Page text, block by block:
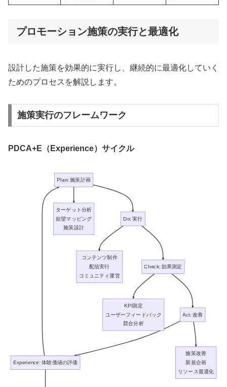
プロモーション施策の実行と最適化
設計した施策を効果的に実行し、継続的に最適化していく
ためのプロセスを解説します。
施策実行のフレームワーク
PDCA+E（Experience）サイクル
Plan: 施策計画
Do: 実行
Check: 効果測定
Act: 改善
Experience: 体験価値の評価
ターゲット分析
欲望マッピング
施策設計
コンテンツ制作
配信実行
コミュニティ運営
KPI測定
ユーザーフィードバック
競合分析
施策改善
新規企画
リソース最適化